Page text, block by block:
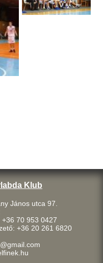
Klub
János utca 97.
70 953 0427
+36 20 261 6820